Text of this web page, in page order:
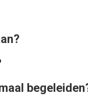
zichtbaar
teleurstelling
op